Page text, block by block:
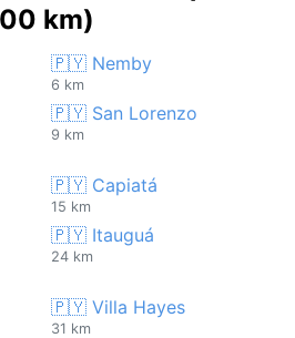
km)
🇵🇾 Nemby
6 km
🇵🇾 San Lorenzo
9 km
🇵🇾 Capiatá
15 km
🇵🇾 Itauguá
24 km
🇵🇾 Villa Hayes
31 km